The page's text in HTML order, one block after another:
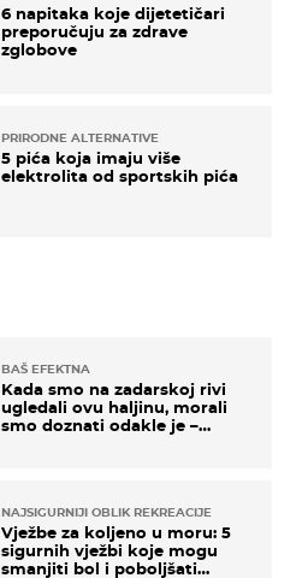
6 napitaka koje dijetetičari
preporučuju za zdrave
zglobove
PRIRODNE ALTERNATIVE
5 pića koja imaju više
elektrolita od sportskih pića
BAŠ EFEKTNA
Kada smo na zadarskoj rivi
ugledali ovu haljinu, morali
smo doznati odakle je –
NAJSIGURNIJI OBLIK REKREACIJE
Vježbe za koljeno u moru: 5
sigurnih vježbi koje mogu
smanjiti bol i poboljšati